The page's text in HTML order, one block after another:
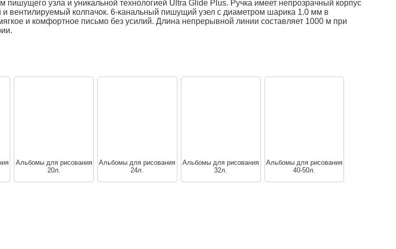
пишущего узла и уникальной технологией Ultra Glide Plus. Ручка имеет непрозрачный корпус
вентилируемый колпачок. 6-канальный пишущий узел с диаметром шарика 1.0 мм в
и комфортное письмо без усилий. Длина непрерывной линии составляет 1000 м при
Альбомы для рисования
20л.
Альбомы для рисования
24л.
Альбомы для рисования
32л.
Альбомы для рисования
40-50л.